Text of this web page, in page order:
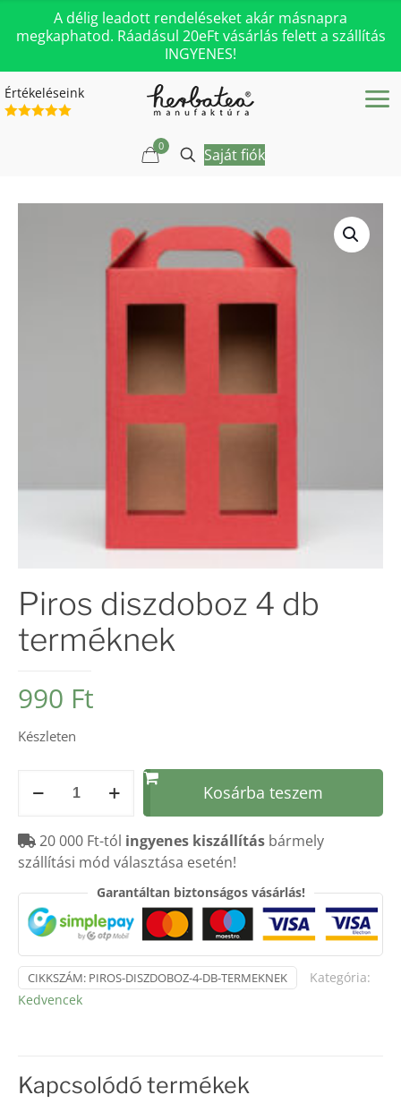
A délig leadott rendeléseket akár másnapra
megkaphatod. Ráadásul 20eFt vásárlás felett a szállítás
INGYENES!
Értékeléseink
0 Saját fiók
Piros diszdoboz 4 db
terméknek
990 Ft
Készleten
diszdoboz
db
terméknek
Kosárba teszem
20 000 Ft-tól ingyenes kiszállítás bármely
szállítási mód választása esetén!
Garantáltan biztonságos vásárlás!
CIKKSZÁM: PIROS-DISZDOBOZ-4-DB-TERMEKNEK
Kategória:
Kedvencek
Kapcsolódó termékek